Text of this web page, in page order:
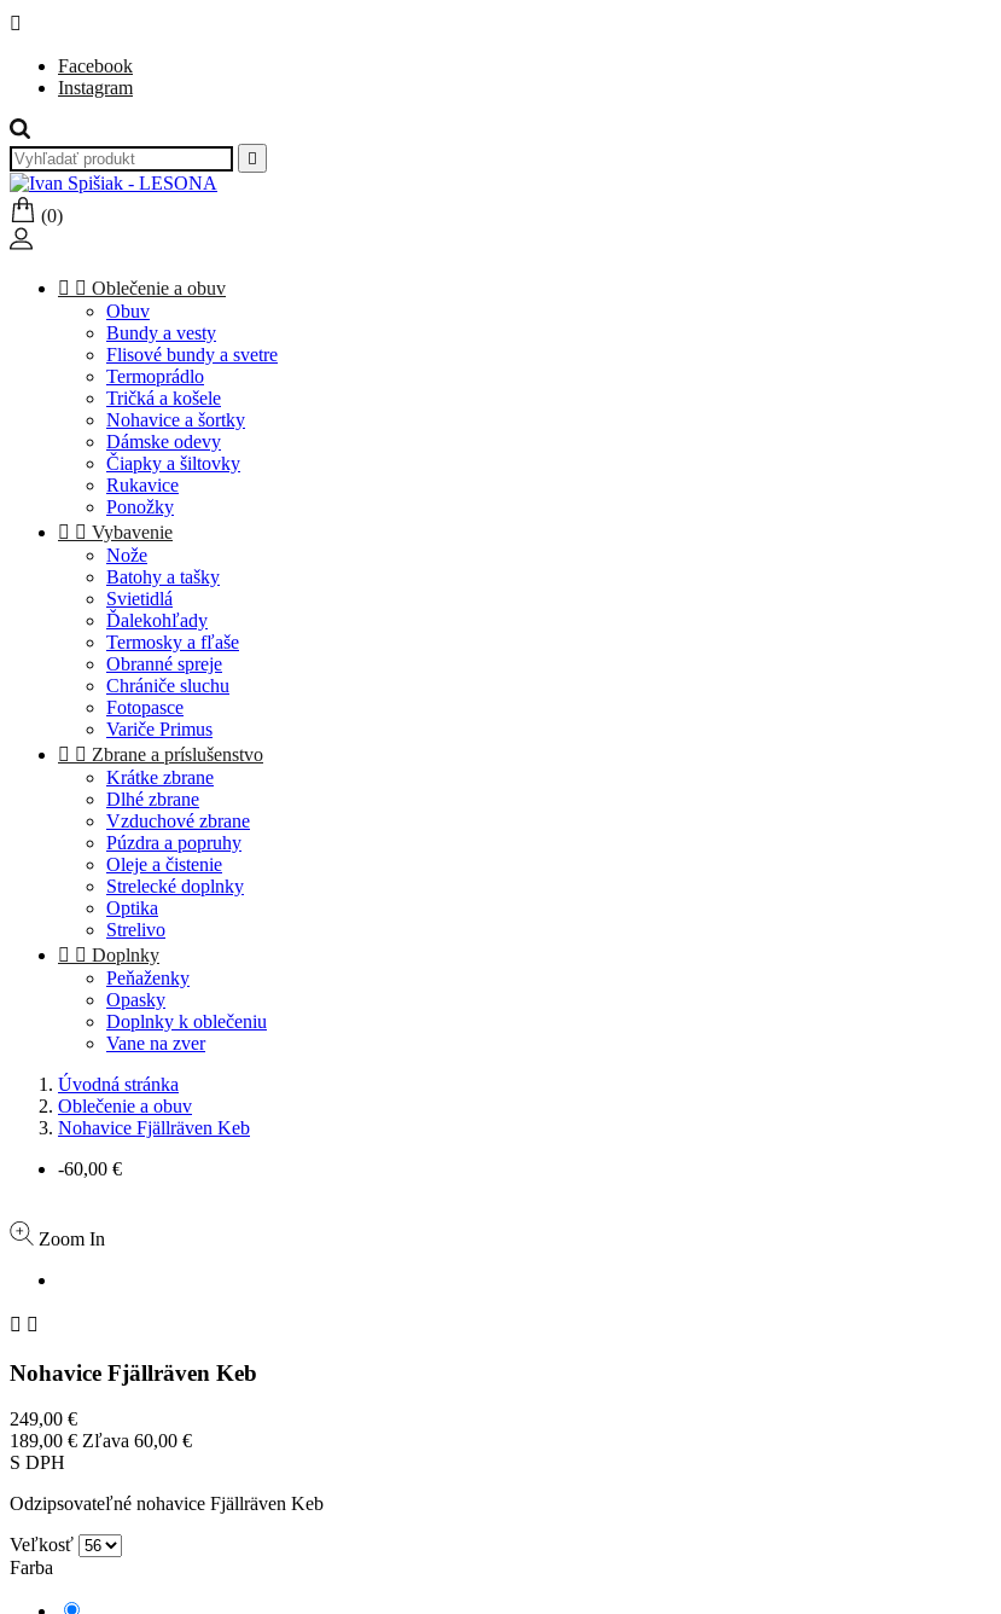

Facebook
Instagram

(0)
  Oblečenie a obuv
Obuv
Bundy a vesty
Flisové bundy a svetre
Termoprádlo
Tričká a košele
Nohavice a šortky
Dámske odevy
Čiapky a šiltovky
Rukavice
Ponožky
  Vybavenie
Nože
Batohy a tašky
Svietidlá
Ďalekohľady
Termosky a fľaše
Obranné spreje
Chrániče sluchu
Fotopasce
Variče Primus
  Zbrane a príslušenstvo
Krátke zbrane
Dlhé zbrane
Vzduchové zbrane
Púzdra a popruhy
Oleje a čistenie
Strelecké doplnky
Optika
Strelivo
  Doplnky
Peňaženky
Opasky
Doplnky k oblečeniu
Vane na zver
Úvodná stránka
Oblečenie a obuv
Nohavice Fjällräven Keb
-60,00 €
Zoom In
 
Nohavice Fjällräven Keb
249,00 €
189,00 € Zľava 60,00 €
S DPH
Odzipsovateľné nohavice Fjällräven Keb
Veľkosť
Farba